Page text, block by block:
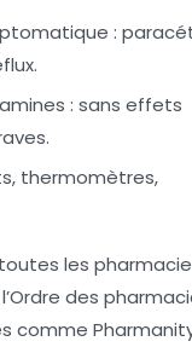
:
: sans effets
thermomètres,
les
des
comme